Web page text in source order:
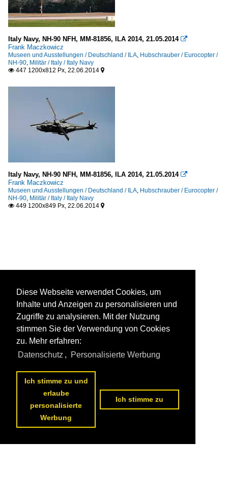
Italy Navy, NH-90 NFH, MM-81856, ILA 2014, 21.05.2014 
Frank Maczkowicz
Museen und Ausstellungen / Deutschland / ILA, Hubschrauber / Eurocopter /
NH-90, Militär / Italy / Italy Navy
 447 1200x812 Px, 22.06.2014 
Italy Navy, NH-90 NFH, MM-81856, ILA 2014, 21.05.2014 
Frank Maczkowicz
Museen und Ausstellungen / Deutschland / ILA, Hubschrauber / Eurocopter /
NH-90, Militär / Italy / Italy Navy
 449 1200x849 Px, 22.06.2014 
Diese Webseite verwendet Cookies, um
Inhalte und Anzeigen zu personalisieren und
Zugriffe zu analysieren. Mit der Nutzung
stimmen Sie der Verwendung von Cookies
zu. Mehr erfahren:
Datenschutz , Personalisierte Werbung
Ich stimme zu und
erlaube
personalisierte
Werbung
Ich stimme zu